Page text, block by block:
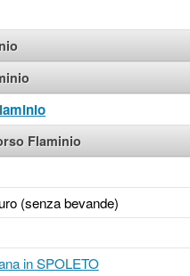
Flaminio
(senza bevande)
in SPOLETO